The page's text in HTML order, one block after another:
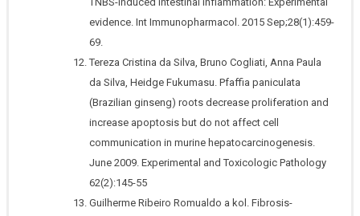
evidence. Int Immunopharmacol. 2015 Sep;28(1):459-
69.
Tereza Cristina da Silva, Bruno Cogliati, Anna Paula
da Silva, Heidge Fukumasu. Pfaffia paniculata
(Brazilian ginseng) roots decrease proliferation and
increase apoptosis but do not affect cell
communication in murine hepatocarcinogenesis.
June 2009. Experimental and Toxicologic Pathology
62(2):145-55
Guilherme Ribeiro Romualdo a kol. Fibrosis-